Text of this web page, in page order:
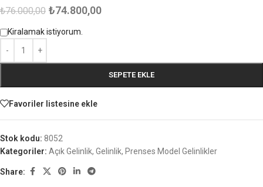
₺76.000,00 ₺74.800,00
Kiralamak istiyorum.
SEPETE EKLE
Favoriler listesine ekle
Stok kodu: 8052
Kategoriler: Açık Gelinlik, Gelinlik, Prenses Model Gelinlikler
Share: